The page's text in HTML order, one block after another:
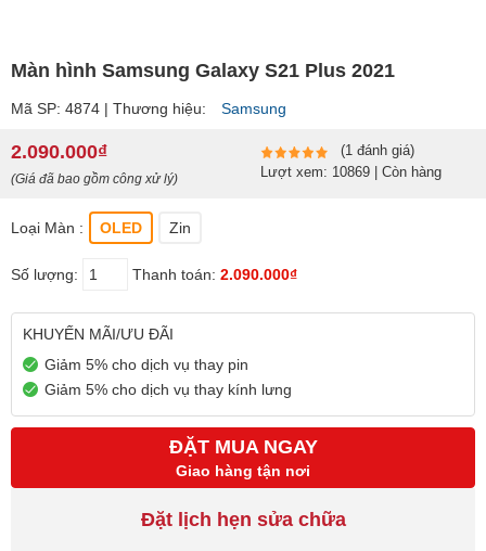
Màn hình Samsung Galaxy S21 Plus 2021
Mã SP: 4874 | Thương hiệu: Samsung
2.090.000₫
(Giá đã bao gồm công xử lý)
(1 đánh giá)
Lượt xem: 10869 | Còn hàng
Loại Màn : OLED Zin
Số lượng: Thanh toán: 2.090.000₫
KHUYẾN MÃI/ƯU ĐÃI
Giảm 5% cho dịch vụ thay pin
Giảm 5% cho dịch vụ thay kính lưng
ĐẶT MUA NGAY
Giao hàng tận nơi
Đặt lịch hẹn sửa chữa